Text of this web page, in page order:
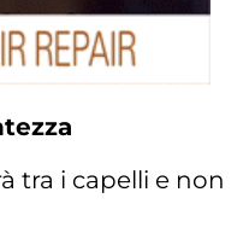
tra i capelli e non